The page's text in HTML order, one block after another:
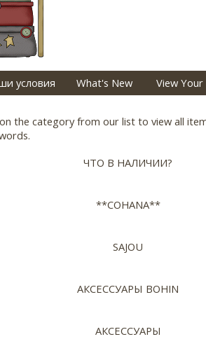
условия What's New View
the category from our list to view all
ЧТО В НАЛИЧИИ?
**COHANA**
SAJOU
АКСЕССУАРЫ BOHIN
АКСЕССУАРЫ